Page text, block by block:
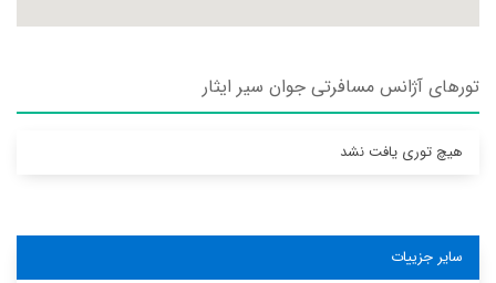
تورهای آژانس مسافرتی جوان سير ايثار
هیچ توری یافت نشد
سایر جزییات